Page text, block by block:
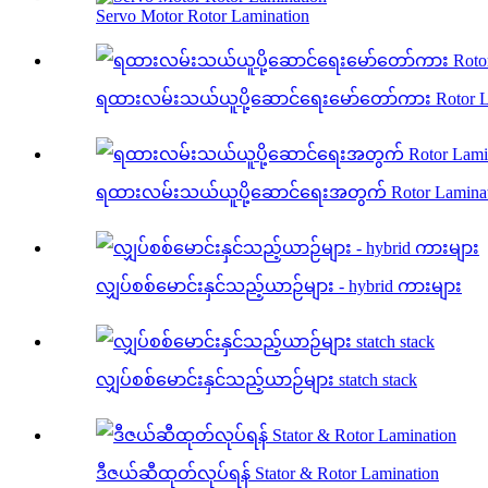
Servo Motor Rotor Lamination
ရထားလမ်းသယ်ယူပို့ဆောင်ရေးမော်တော်ကား Rotor
ရထားလမ်းသယ်ယူပို့ဆောင်ရေးအတွက် Rotor
လျှပ်စစ်မောင်းနှင်သည့်ယာဉ်များ - hybrid ကားများ
လျှပ်စစ်မောင်းနှင်သည့်ယာဉ်များ statch stack
ဒီဇယ်ဆီထုတ်လုပ်ရန် Stator & Rotor Lamination